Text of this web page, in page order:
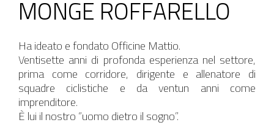
MONGE ROFFARELLO
Ha ideato e fondato Officine Mattio.
Ventisette anni di profonda esperienza nel settore,
prima come corridore, dirigente e allenatore di
squadre ciclistiche e da ventun anni come
imprenditore.
È lui il nostro “uomo dietro il sogno”.